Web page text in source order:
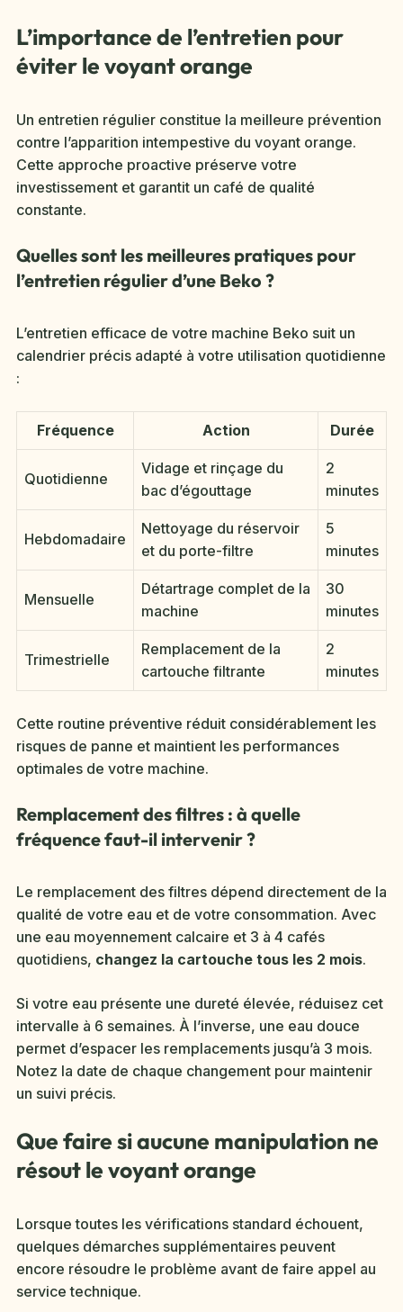
L’importance de l’entretien pour
éviter le voyant orange
Un entretien régulier constitue la meilleure prévention
contre l’apparition intempestive du voyant orange.
Cette approche proactive préserve votre
investissement et garantit un café de qualité
constante.
Quelles sont les meilleures pratiques pour
l’entretien régulier d’une Beko ?
L’entretien efficace de votre machine Beko suit un
calendrier précis adapté à votre utilisation quotidienne
:
Fréquence Action Durée
Quotidienne
Vidage et rinçage du
bac d’égouttage
2
minutes
Hebdomadaire
Nettoyage du réservoir
et du porte-filtre
5
minutes
Mensuelle
Détartrage complet de la
machine
30
minutes
Trimestrielle
Remplacement de la
cartouche filtrante
2
minutes
Cette routine préventive réduit considérablement les
risques de panne et maintient les performances
optimales de votre machine.
Remplacement des filtres : à quelle
fréquence faut-il intervenir ?
Le remplacement des filtres dépend directement de la
qualité de votre eau et de votre consommation. Avec
une eau moyennement calcaire et 3 à 4 cafés
quotidiens, changez la cartouche tous les 2 mois.
Si votre eau présente une dureté élevée, réduisez cet
intervalle à 6 semaines. À l’inverse, une eau douce
permet d’espacer les remplacements jusqu’à 3 mois.
Notez la date de chaque changement pour maintenir
un suivi précis.
Que faire si aucune manipulation ne
résout le voyant orange
Lorsque toutes les vérifications standard échouent,
quelques démarches supplémentaires peuvent
encore résoudre le problème avant de faire appel au
service technique.